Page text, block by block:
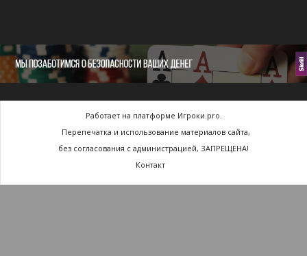
Работает на платформе Игроки.pro.
Перепечатка и использование материалов сайта,
без согласования с администрацией, ЗАПРЕЩЕНА!
Контакт